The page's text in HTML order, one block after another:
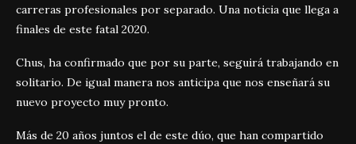
carreras profesionales por separado. Una noticia que llega a
finales de este fatal 2020.
Chus, ha confirmado que por su parte, seguirá trabajando en
solitario. De igual manera nos anticipa que nos enseñará su
nuevo proyecto muy pronto.
Más de 20 años juntos el de este dúo, que han compartido